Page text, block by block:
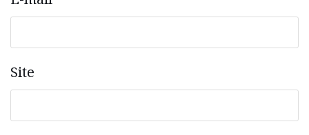
Site